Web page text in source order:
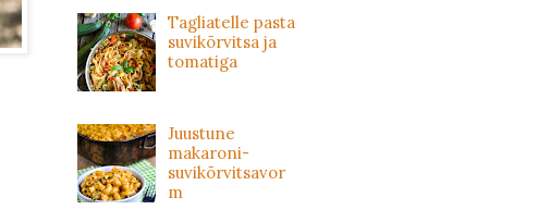
Tagliatelle pasta
suvikõrvitsa ja
tomatiga
Juustune
makaroni-
suvikõrvitsavor
m